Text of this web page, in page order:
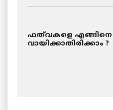
ഫത്‌വകളെ എങ്ങിനെ
വായിക്കാതിരിക്കാം ?